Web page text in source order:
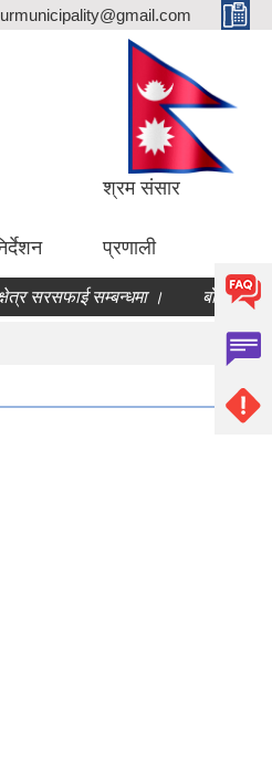
श्रम संसार
प्रणाली
सरसफाई सम्बन्धमा । बोलपत्र